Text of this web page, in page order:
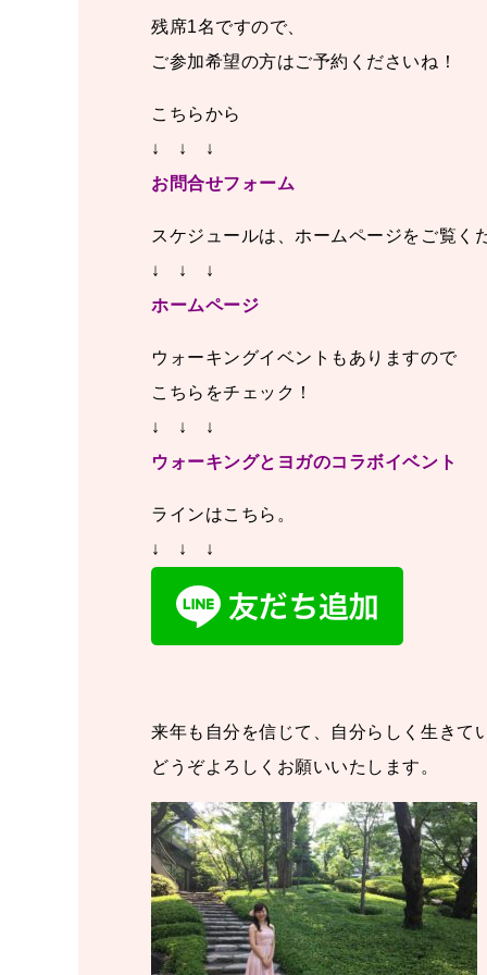
残席1名ですので、
ご参加希望の方はご予約くださいね！
こちらから
↓ ↓ ↓
お問合せフォーム
スケジュールは、ホームページをご覧く
↓ ↓ ↓
ホームページ
ウォーキングイベントもありますので
こちらをチェック！
↓ ↓ ↓
ウォーキングとヨガのコラボイベント
ラインはこちら。
↓ ↓ ↓
来年も自分を信じて、自分らしく生きて
どうぞよろしくお願いいたします。